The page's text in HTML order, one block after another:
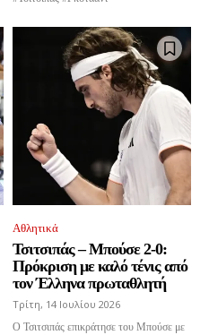
Αθλητικά
Τσιτσιπάς – Μπούσε 2-0:
Πρόκριση με καλό τένις από
τον Έλληνα πρωταθλητή
Τρίτη, 14 Ιουλίου 2026
Ο Τσιτσιπάς επικράτησε του Μπούσε με